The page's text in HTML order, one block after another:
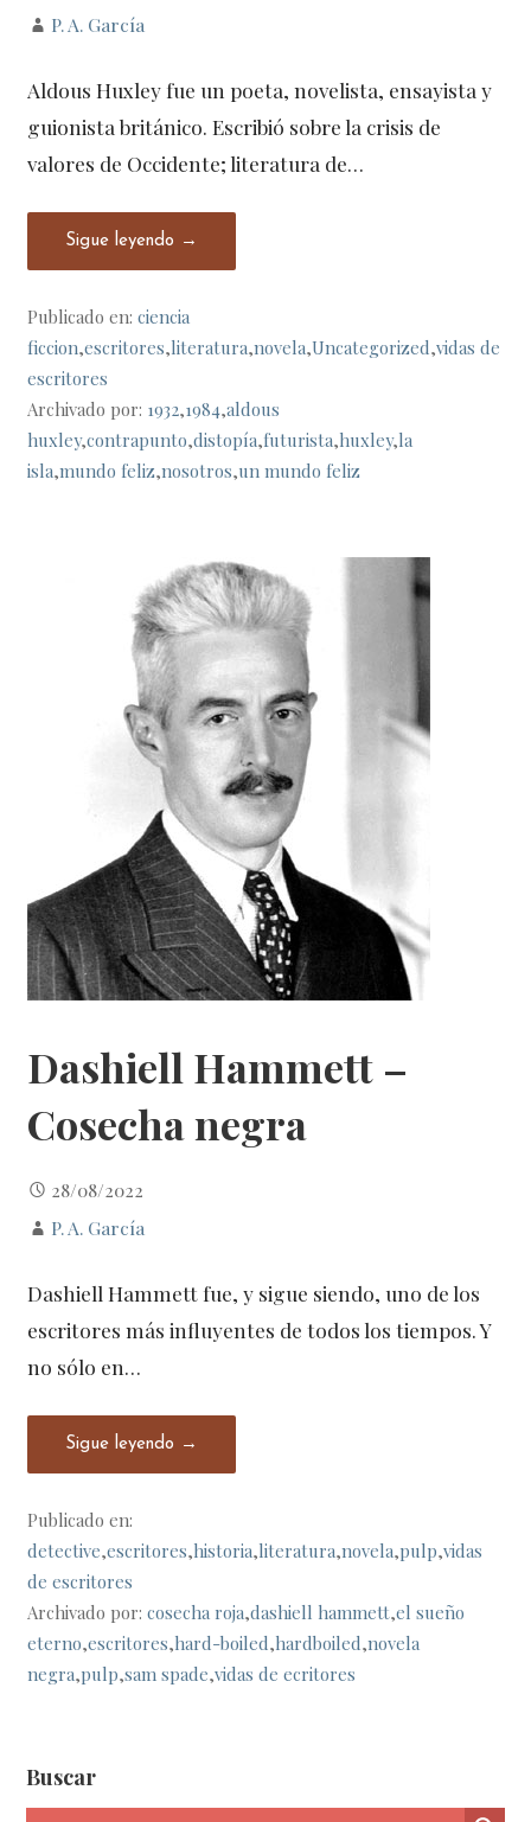
P. A. García
Aldous Huxley fue un poeta, novelista, ensayista y
guionista británico. Escribió sobre la crisis de
valores de Occidente; literatura de…
Sigue leyendo →
Publicado en:ciencia
ficcion,escritores,literatura,novela,Uncategorized,vidas de
escritores
Archivado por: 1932,1984,aldous
huxley,contrapunto,distopía,futurista,huxley,la
isla,mundo feliz,nosotros,un mundo feliz
Dashiell Hammett –
Cosecha negra
28/08/2022
P. A. García
Dashiell Hammett fue, y sigue siendo, uno de los
escritores más influyentes de todos los tiempos. Y
no sólo en…
Sigue leyendo →
Publicado en:
detective,escritores,historia,literatura,novela,pulp,vidas
de escritores
Archivado por:cosecha roja,dashiell hammett,el sueño
eterno,escritores,hard-boiled,hardboiled,novela
negra,pulp,sam spade,vidas de ecritores
Buscar